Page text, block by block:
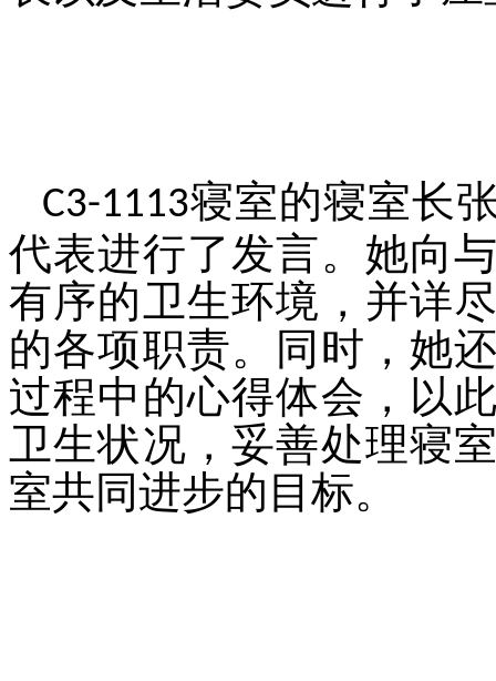
C3-1113寝室的寝室长
代表进行了发言。她向
有序的卫生环境，并详
的各项职责。同时，她
过程中的心得体会，以
卫生状况，妥善处理寝
室共同进步的目标。